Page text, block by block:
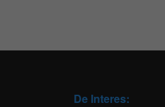
De Interes: